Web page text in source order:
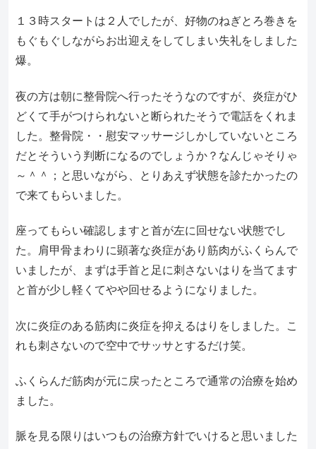
１３時スタートは２人でしたが、好物のねぎとろ巻きを
もぐもぐしながらお出迎えをしてしまい失礼をしました
爆。
夜の方は朝に整骨院へ行ったそうなのですが、炎症がひ
どくて手がつけられないと断られたそうで電話をくれま
した。整骨院・・慰安マッサージしかしていないところ
だとそういう判断になるのでしょうか？なんじゃそりゃ
～＾＾；と思いながら、とりあえず状態を診たかったの
で来てもらいました。
座ってもらい確認しますと首が左に回せない状態でし
た。肩甲骨まわりに顕著な炎症があり筋肉がふくらんで
いましたが、まずは手首と足に刺さないはりを当てます
と首が少し軽くてやや回せるようになりました。
次に炎症のある筋肉に炎症を抑えるはりをしました。こ
れも刺さないので空中でサッサとするだけ笑。
ふくらんだ筋肉が元に戻ったところで通常の治療を始め
ました。
脈を見る限りはいつもの治療方針でいけると思いました